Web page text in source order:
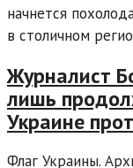
начнется
в столичном
Журналист
лишь
Украине
Флаг Украины.